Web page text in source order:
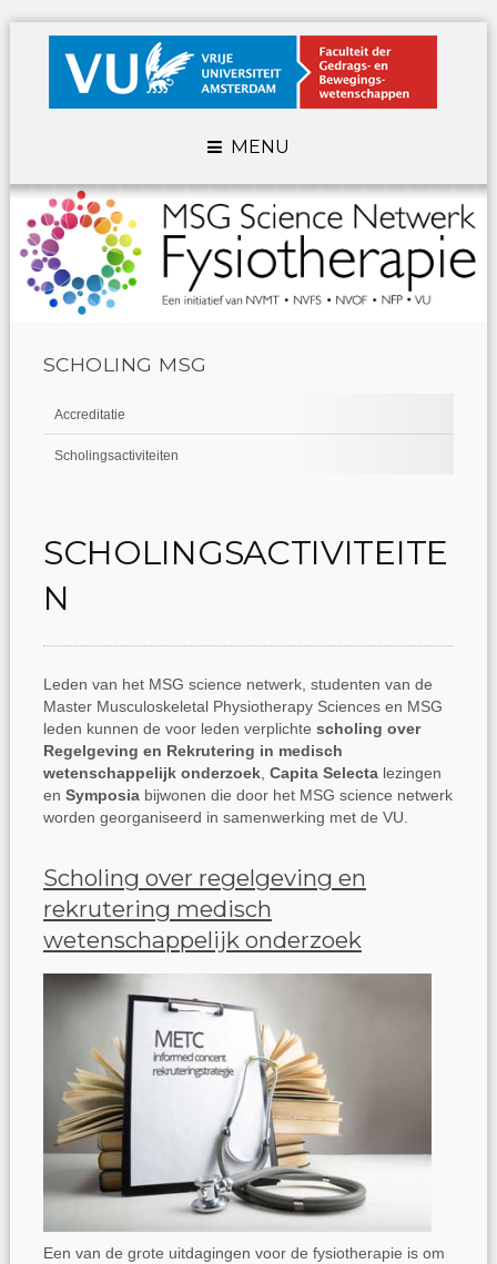
MENU
SCHOLING MSG
Accreditatie
Scholingsactiviteiten
SCHOLINGSACTIVITEITE
N
Leden van het MSG science netwerk, studenten van de
Master Musculoskeletal Physiotherapy Sciences en MSG
leden kunnen de voor leden verplichte scholing over
Regelgeving en Rekrutering in medisch
wetenschappelijk onderzoek, Capita Selectalezingen
en Symposiabijwonen die door het MSG science netwerk
worden georganiseerd in samenwerking met de VU.
Scholing over regelgeving en
rekrutering medisch
wetenschappelijk onderzoek
Een van de grote uitdagingen voor de fysiotherapie is om